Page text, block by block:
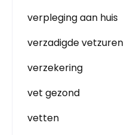
verpleging aan huis
verzadigde vetzuren
verzekering
vet gezond
vetten